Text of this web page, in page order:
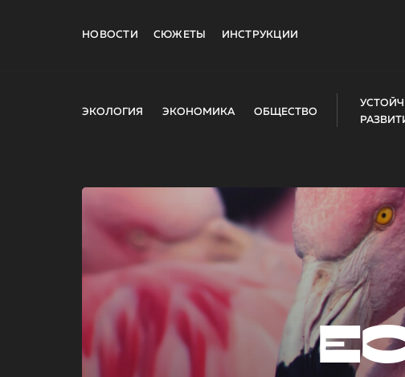
НОВОСТИ СЮЖЕТЫ ИНСТРУКЦИИ
ЭКОЛОГИЯ ЭКОНОМИКА ОБЩЕСТВО